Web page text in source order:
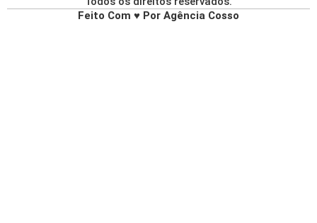
Feito Com ♥ Por Agência Cosso